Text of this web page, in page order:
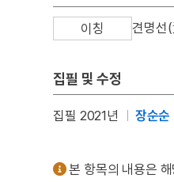
이칭 견명선
집필 및 수정
집필 2021년 장순순
본 항목의 내용은